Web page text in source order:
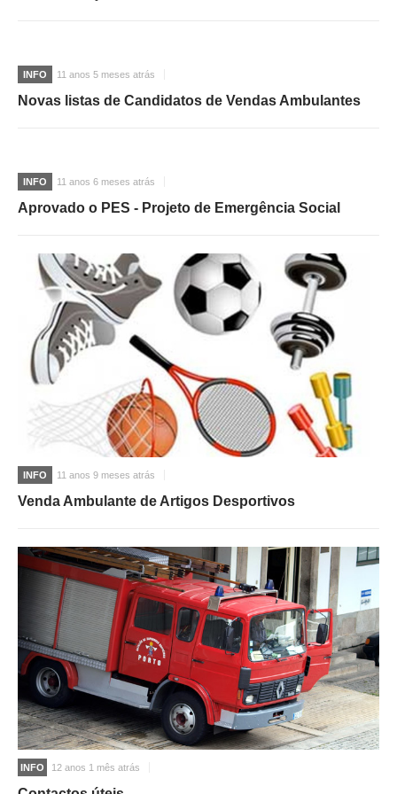
APOIO ÀS EMPRESAS
OFERTAS DE EMPREGO
INFO 11 anos 5 meses atrás
Novas listas de Candidatos de Vendas Ambulantes
INFO 11 anos 6 meses atrás
Aprovado o PES - Projeto de Emergência Social
INFO 11 anos 9 meses atrás
Venda Ambulante de Artigos Desportivos
INFO 12 anos 1 mês atrás